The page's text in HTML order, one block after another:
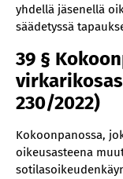
yhdellä jäsenellä
säädetyssä
39 §
230/2022)
Kokoonpanossa,
oikeusasteena